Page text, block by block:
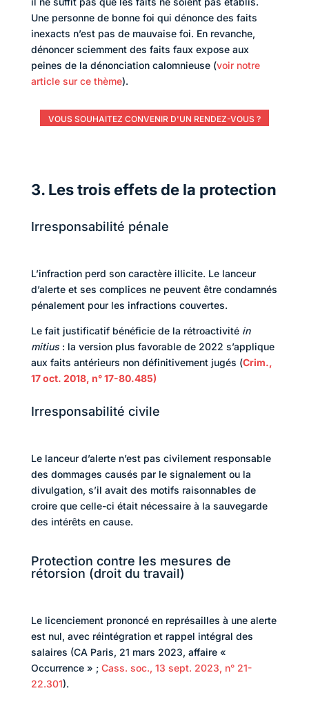
Une personne de bonne foi qui dénonce des faits
inexacts n’est pas de mauvaise foi. En revanche,
dénoncer sciemment des faits faux expose aux
peines de la dénonciation calomnieuse (voir notre
article sur ce thème).
VOUS SOUHAITEZ CONVENIR D'UN RENDEZ-VOUS ?
3. Les trois effets de la protection
Irresponsabilité pénale
L’infraction perd son caractère illicite. Le lanceur
d’alerte et ses complices ne peuvent être condamnés
pénalement pour les infractions couvertes.
Le fait justificatif bénéficie de la rétroactivité in
mitius: la version plus favorable de 2022 s’applique
aux faits antérieurs non définitivement jugés (Crim.,
17 oct. 2018, n° 17-80.485)
Irresponsabilité civile
Le lanceur d’alerte n’est pas civilement responsable
des dommages causés par le signalement ou la
divulgation, s’il avait des motifs raisonnables de
croire que celle-ci était nécessaire à la sauvegarde
des intérêts en cause.
Protection contre les mesures de
rétorsion (droit du travail)
Le licenciement prononcé en représailles à une alerte
est nul, avec réintégration et rappel intégral des
salaires (CA Paris, 21 mars 2023, affaire «
Occurrence » ; Cass. soc., 13 sept. 2023, n° 21-
22.301).